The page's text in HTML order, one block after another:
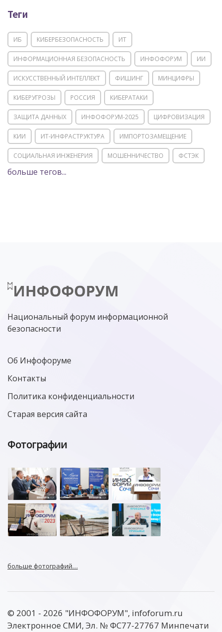
Теги
ИБ КИБЕРБЕЗОПАСНОСТЬ ИТ
ИНФОРМАЦИОННАЯ БЕЗОПАСНОСТЬ ИНФОФОРУМ ИИ
ИСКУССТВЕННЫЙ ИНТЕЛЛЕКТ ФИШИНГ МИНЦИФРЫ
КИБЕРУГРОЗЫ РОССИЯ КИБЕРАТАКИ
ЗАЩИТА ДАННЫХ ИНФОФОРУМ-2025 ЦИФРОВИЗАЦИЯ
КИИ ИТ-ИНФРАСТРУКТУРА ИМПОРТОЗАМЕЩЕНИЕ
СОЦИАЛЬНАЯ ИНЖЕНЕРИЯ МОШЕННИЧЕСТВО ФСТЭК
POSITIVE TECHNOLOGIES
МИНЦИФРЫ РОССИИ NGFW
больше тегов...
Национальный форум информационной
безопасности
Об Инфофоруме
Контакты
Политика конфиденциальности
Старая версия сайта
Фотографии
больше фотографий…
© 2001 - 2026 "ИНФОФОРУМ", infoforum.ru
Электронное СМИ, Эл. № ФС77-27767 Минпечати